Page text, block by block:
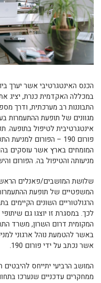
במכללה האקדמית כנרת, יציג
התבוננות רב מערכתית, ודרך
מגוונים של תופעת ההתעמרות
אינטגרטיבית לטיפול בתופעה.
פורום 190 – הפורום
המומחים בארץ אשר עוסקים
מניעותה והטיפול בה. הפורום
שלושת המושבים/פאנלים
המשפטיים של תופעת
לכך. במסגרת זו יוצגו גם
המקומית דרום השרון, משרד
באשר להטמעת נוהל ארגוני
אשר נכתב על ידי פורום 190.
המושב הרביעי יתייחס להיבטים
ממחקרים עדכניים שנערכו